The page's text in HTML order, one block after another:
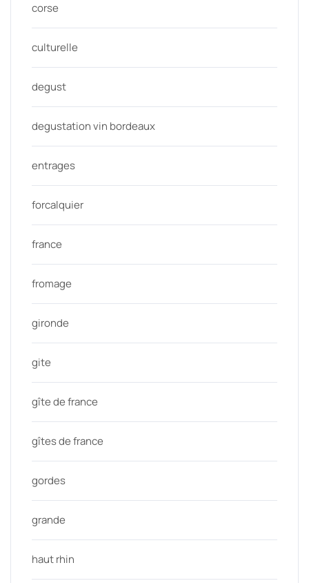
corse
culturelle
degust
degustation vin bordeaux
entrages
forcalquier
france
fromage
gironde
gite
gîte de france
gîtes de france
gordes
grande
haut rhin